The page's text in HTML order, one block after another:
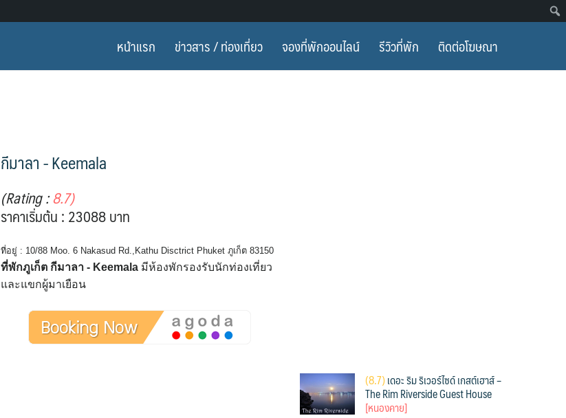
หน้าแรก ข่าวสาร / ท่องเที่ยว จองที่พักออนไลน์ รีวิวที่พัก ติดต่อโฆษณา
กีมาลา - Keemala
(Rating :8.7)
ราคาเริ่มต้น : 23088 บาท
ที่อยู่ : 10/88 Moo. 6 Nakasud Rd.,Kathu Disctrict Phuket ภูเก็ต 83150
ที่พักภูเก็ต กีมาลา - Keemala มีห้องพักรองรับนักท่องเที่ยว
และแขกผู้มาเยือน
(8.7)เดอะ ริม ริเวอร์ไซด์ เกสต์เฮาส์ –
The Rim Riverside Guest House
[หนองคาย]